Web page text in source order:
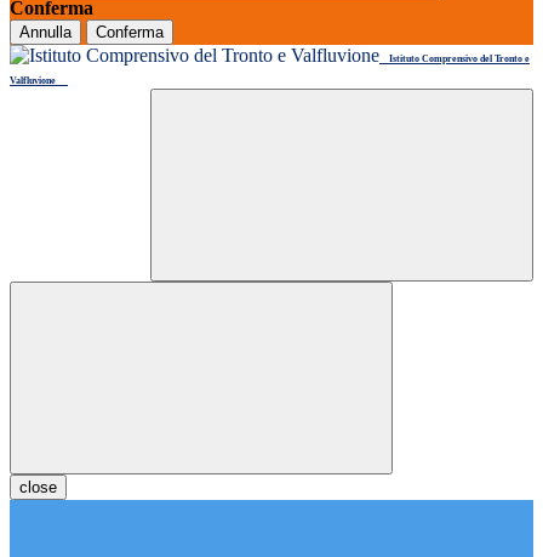
Conferma
Annulla Conferma
Istituto Comprensivo del Tronto e
Valfluvione
close